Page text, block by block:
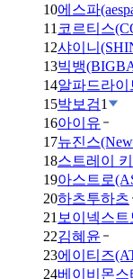
10에스파
11 코르티스
12샤이니
13빅뱅
14알파드라
15박보검1
16아이유
17뉴진스
18스트레이
19아스트로
20하츠투하츠
21 보이넥스
22김혜윤
23에이티즈
24베이비몬